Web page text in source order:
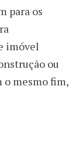
para os
imóvel
ou
mesmo fim,